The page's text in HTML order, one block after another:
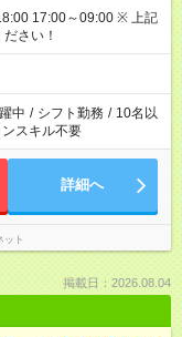
17:00～09:00 ※ 上記
さい！
中 / シフト勤務 / 10名以
スキル不要
詳細へ
ット
掲載日：2026.08.04